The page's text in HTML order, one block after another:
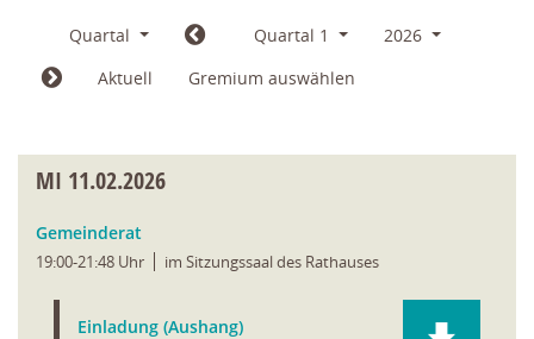
Quartal Quartal 1
2026
Aktuell
Gremium auswählen
MI 11.02.2026
Gemeinderat
19:00-21:48 Uhr im Sitzungssaal des Rathauses
Einladung (Aushang)